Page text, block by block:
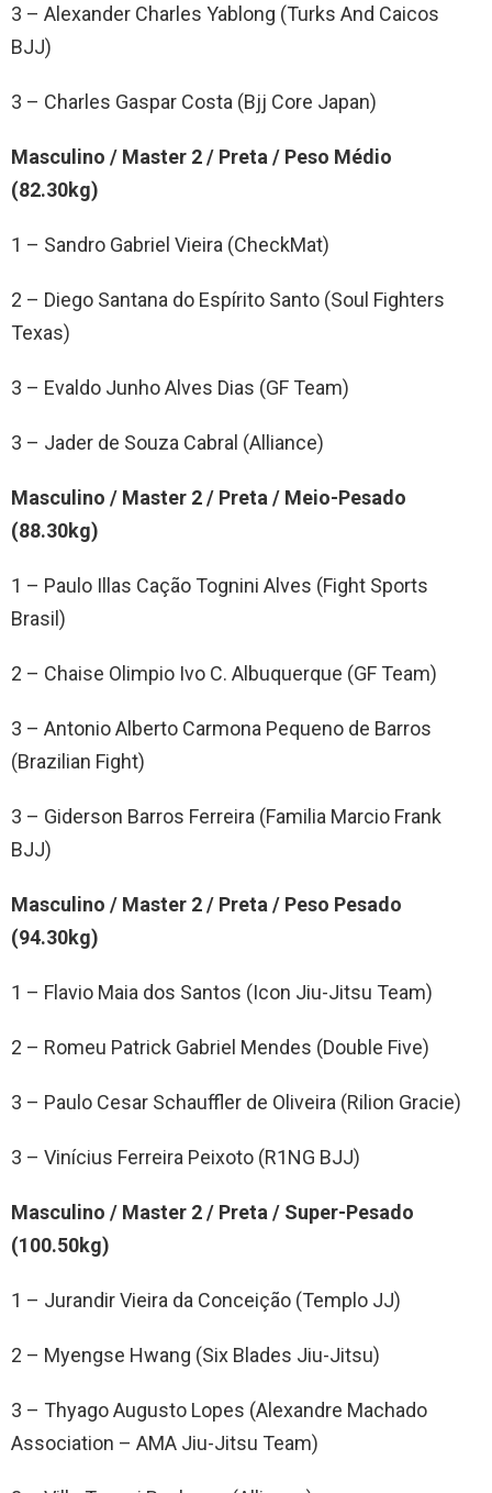
3 – Alexander Charles Yablong (Turks And Caicos
BJJ)
3 – Charles Gaspar Costa (Bjj Core Japan)
Masculino / Master 2 / Preta / Peso Médio
(82.30kg)
1 – Sandro Gabriel Vieira (CheckMat)
2 – Diego Santana do Espírito Santo (Soul Fighters
Texas)
3 – Evaldo Junho Alves Dias (GF Team)
3 – Jader de Souza Cabral (Alliance)
Masculino / Master 2 / Preta / Meio-Pesado
(88.30kg)
1 – Paulo Illas Cação Tognini Alves (Fight Sports
Brasil)
2 – Chaise Olimpio Ivo C. Albuquerque (GF Team)
3 – Antonio Alberto Carmona Pequeno de Barros
(Brazilian Fight)
3 – Giderson Barros Ferreira (Familia Marcio Frank
BJJ)
Masculino / Master 2 / Preta / Peso Pesado
(94.30kg)
1 – Flavio Maia dos Santos (Icon Jiu-Jitsu Team)
2 – Romeu Patrick Gabriel Mendes (Double Five)
3 – Paulo Cesar Schauffler de Oliveira (Rilion Gracie)
3 – Vinícius Ferreira Peixoto (R1NG BJJ)
Masculino / Master 2 / Preta / Super-Pesado
(100.50kg)
1 – Jurandir Vieira da Conceição (Templo JJ)
2 – Myengse Hwang (Six Blades Jiu-Jitsu)
3 – Thyago Augusto Lopes (Alexandre Machado
Association – AMA Jiu-Jitsu Team)